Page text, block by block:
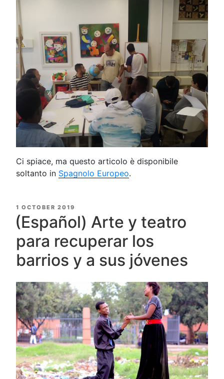
Ci spiace, ma questo articolo è disponibile
soltanto in Spagnolo Europeo.
POSTED
ON
1 OCTOBER 2019
(Español) Arte y teatro
para recuperar los
barrios y a sus jóvenes